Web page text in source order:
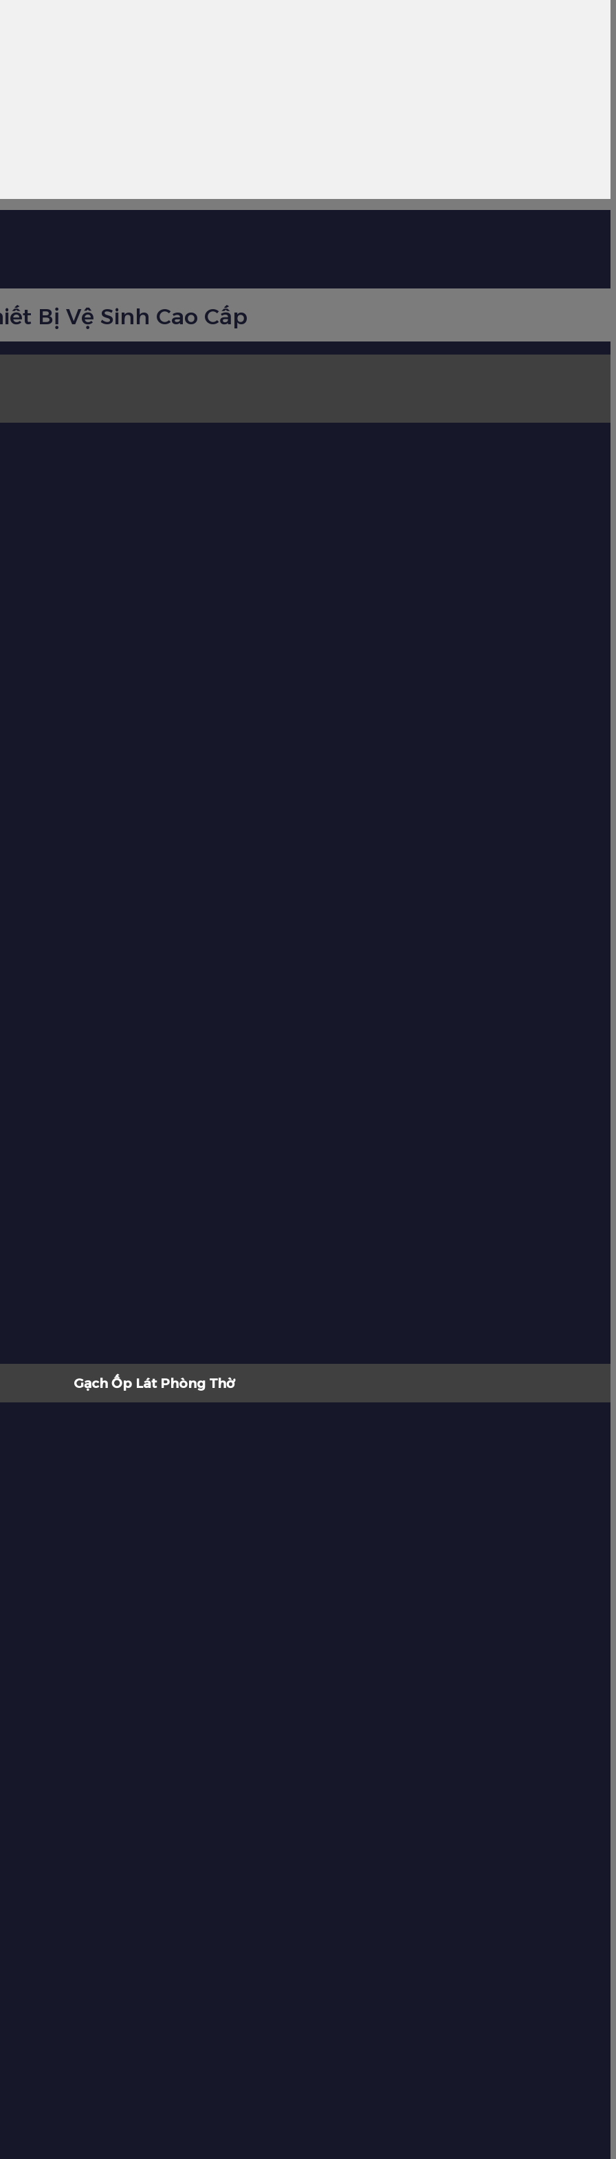
Bị Vệ Sinh Cao Cấp
Gạch Ốp Lát Phòng Thờ